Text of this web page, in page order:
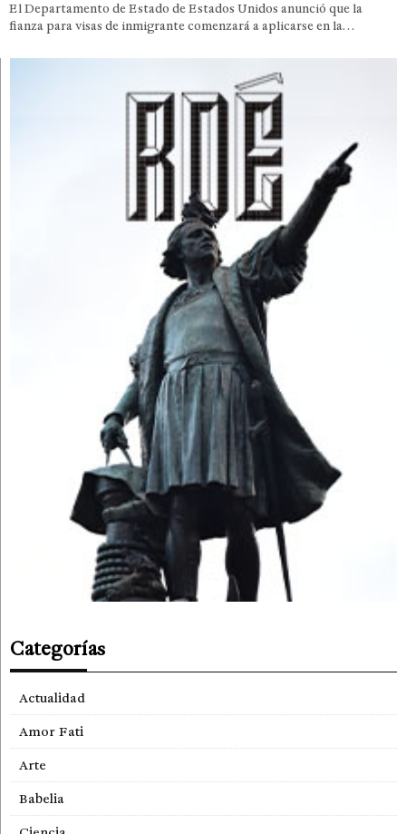
El Departamento de Estado de Estados Unidos anunció que la
fianza para visas de inmigrante comenzará a aplicarse en la…
Categorías
Actualidad
Amor Fati
Arte
Babelia